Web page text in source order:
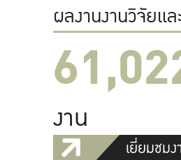
ผลงานงานวิจัยแ
งาน
เยี่ยมชม